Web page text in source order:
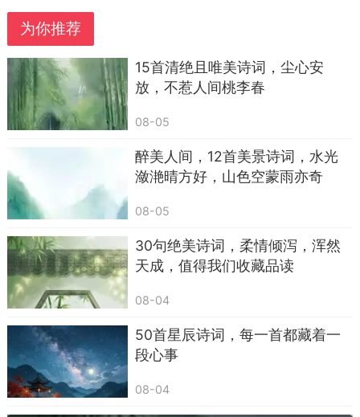
9. 海内存知己，天涯若比邻。——王勃《送杜
少府之任蜀州》
10. 独在异乡为异客，每逢佳节倍思亲。——
王维《九月九日忆山东兄弟》
为你推荐
15首清绝且唯美诗词，尘心安
放，不惹人间桃李春
08-05
醉美人间，12首美景诗词，水光
潋滟晴方好，山色空蒙雨亦奇
08-05
30句绝美诗词，柔情倾泻，浑然
天成，值得我们收藏品读
08-04
50首星辰诗词，每一首都藏着一
段心事
08-04